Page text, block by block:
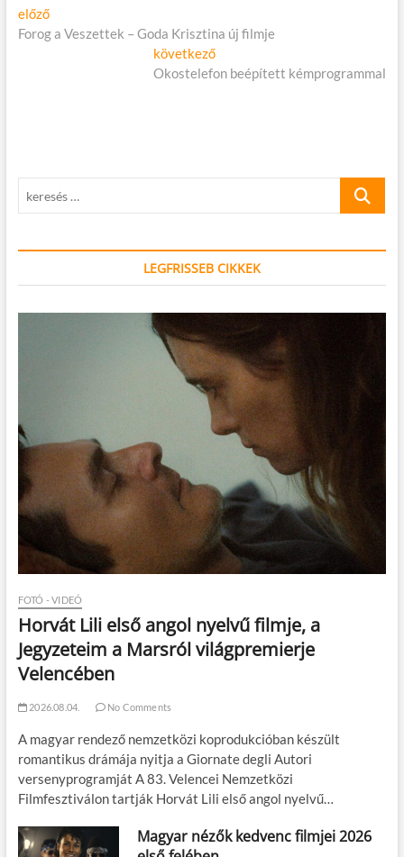
Bejegyzés
navigáció
előzőElőző
cikk:
Forog a Veszettek – Goda Krisztina új filmje
következőKövetkező
cikk:
Okostelefon beépített kémprogrammal
keresés
LEGFRISSEB CIKKEK
FOTÓ - VIDEÓ
Horvát Lili első angol nyelvű filmje, a
Jegyzeteim a Marsról világpremierje
Velencében
2026.08.04. No Comments
A magyar rendező nemzetközi koprodukcióban készült
romantikus drámája nyitja a Giornate degli Autori
versenyprogramját A 83. Velencei Nemzetközi
Filmfesztiválon tartják Horvát Lili első angol nyelvű…
Magyar nézők kedvenc filmjei 2026